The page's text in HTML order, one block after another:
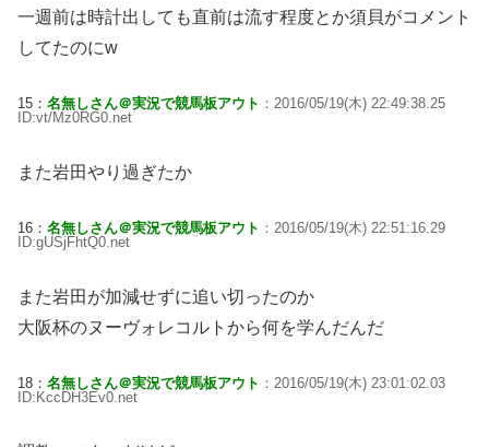
一週前は時計出しても直前は流す程度とか須貝がコメント
してたのにw
15： 名無しさん＠実況で競馬板アウト ：2016/05/19(木) 22:49:38.25
ID:vt/Mz0RG0.net
また岩田やり過ぎたか
16： 名無しさん＠実況で競馬板アウト ：2016/05/19(木) 22:51:16.29
ID:gUSjFhtQ0.net
また岩田が加減せずに追い切ったのか
大阪杯のヌーヴォレコルトから何を学んだんだ
18： 名無しさん＠実況で競馬板アウト ：2016/05/19(木) 23:01:02.03
ID:KccDH3Ev0.net